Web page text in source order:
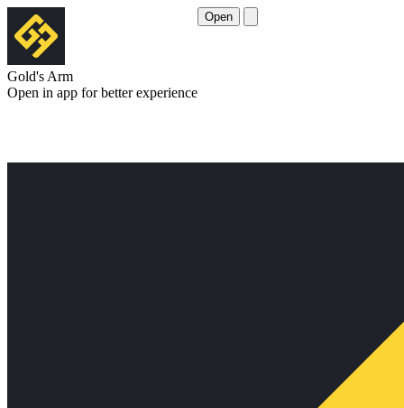
Gold's Arm
Open in app for better experience
Open